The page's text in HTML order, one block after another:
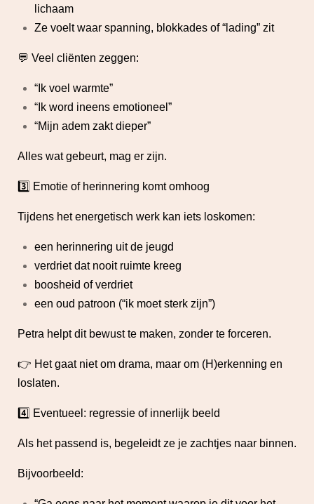
lichaam
Ze voelt waar spanning, blokkades of “lading” zit
💬 Veel cliënten zeggen:
“Ik voel warmte”
“Ik word ineens emotioneel”
“Mijn adem zakt dieper”
Alles wat gebeurt, mag er zijn.
3️⃣ Emotie of herinnering komt omhoog
Tijdens het energetisch werk kan iets loskomen:
een herinnering uit de jeugd
verdriet dat nooit ruimte kreeg
boosheid of verdriet
een oud patroon (“ik moet sterk zijn”)
Petra helpt dit bewust te maken, zonder te forceren.
👉 Het gaat niet om drama, maar om (H)erkenning en
loslaten.
4️⃣ Eventueel: regressie of innerlijk beeld
Als het passend is, begeleidt ze je zachtjes naar binnen.
Bijvoorbeeld: